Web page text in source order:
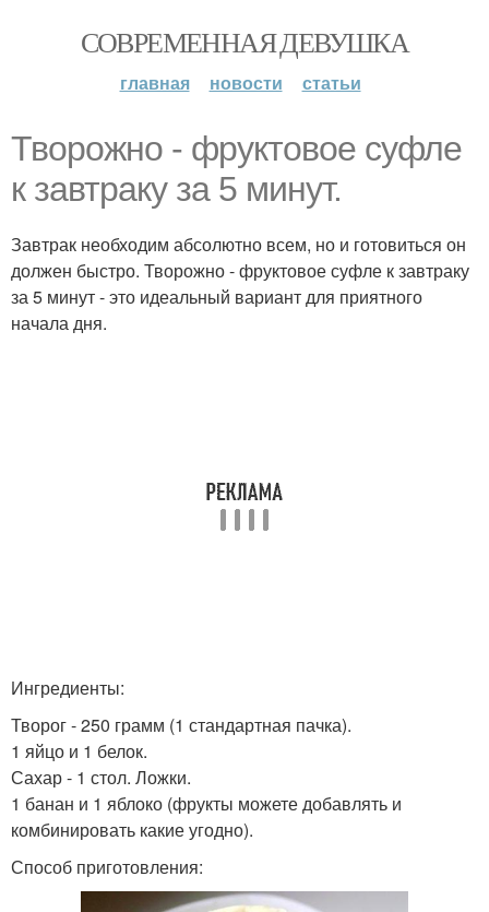
СОВРЕМЕННАЯ ДЕВУШКА
главная новости статьи
Творожно - фруктовое суфле
к завтраку за 5 минут.
Завтрак необходим абсолютно всем, но и готовиться он
должен быстро. Творожно - фруктовое суфле к завтраку
за 5 минут - это идеальный вариант для приятного
начала дня.
Ингредиенты:
Творог - 250 грамм (1 стандартная пачка).
1 яйцо и 1 белок.
Сахар - 1 стол. Ложки.
1 банан и 1 яблоко (фрукты можете добавлять и
комбинировать какие угодно).
Способ приготовления: